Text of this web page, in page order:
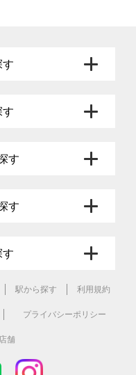
す
す
駅から探す 利用規約
プライバシーポリシー
舗